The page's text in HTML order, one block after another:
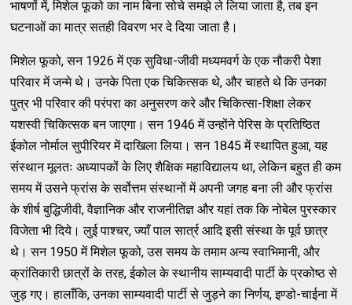
भाषणों में, मिशेल फूको का नाम बिना सोचे समझे ले लिया जाता है, तब इन
घटनाओं का मात्र सतही विवरण भर दे दिया जाता है।
मिशेल फूको, सन 1926 में एक सुविधा-जीवी मध्यमवर्ग के एक नौकरी पेशा
परिवार में जन्मे थे। उनके पिता एक चिकित्सक थे, और चाहते थे कि उनका
पुत्र भी परिवार की परंपरा का अनुसरण करे और चिकित्सा-शिक्षा लेकर
यशस्वी चिकित्सक बन जाएगा। सन 1946 में उन्होंने पेरिस के प्रतिष्ठित
ईकोल नोर्माल सुपीरियर में दाखिला लिया। सन 1845 में स्थापित हुआ, यह
संस्थान मूलतः अध्यापकों के लिए शैक्षिक महाविद्यालय था, लेकिन बहुत ही कम
समय में उसने फ्रांस के सर्वोत्तम संस्थानों में अपनी जगह बना ली और फ्रांस
के शीर्ष बुद्धिजीवी, वैज्ञानिक और राजनीतिज्ञ और यहां तक कि नोबेल पुरस्कार
विजेता भी दिये। लुई पाश्चर, ज्याँ पाल सार्त्र आदि इसी संस्था के पूर्व छात्र
थे। सन 1950 में मिशेल फूको, उस समय के तमाम अन्य स्वाभिमानी, और
क्रांतिकारी छात्रों के तरह, ईकोल के स्थानीय साम्यवादी पार्टी के प्रकोष्ठ से
जुड़ गए। हालाँकि, उनका साम्यवादी पार्टी से जुड़ने का निर्णय, इण्डो-चाईना में